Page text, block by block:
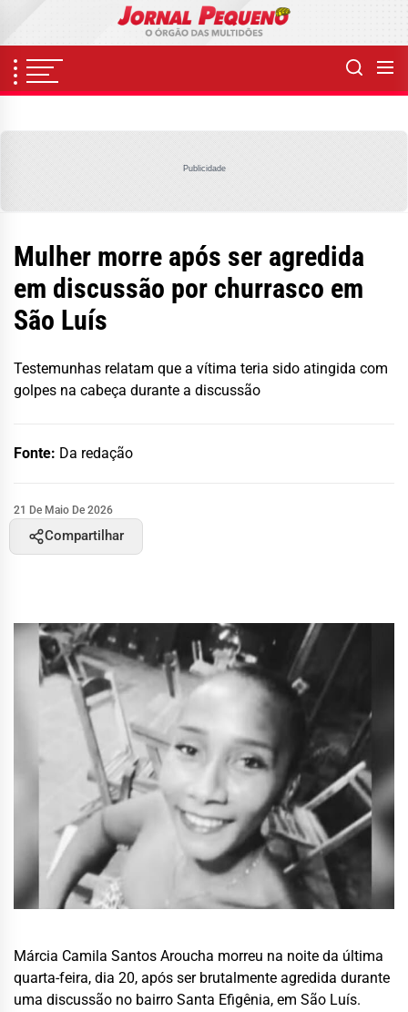
content
Publicidade
Mulher morre após ser agredida
em discussão por churrasco em
São Luís
Testemunhas relatam que a vítima teria sido atingida com
golpes na cabeça durante a discussão
Fonte: Da redação
21 De Maio De 2026
Compartilhar
Márcia Camila Santos Aroucha morreu na noite da última
quarta-feira, dia 20, após ser brutalmente agredida durante
uma discussão no bairro Santa Efigênia, em São Luís.